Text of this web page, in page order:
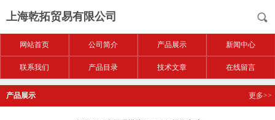
上海乾拓贸易有限公司
网站首页 公司简介 产品展示 新闻中心
联系我们 产品目录 技术文章 在线留言
产品展示 更多>>